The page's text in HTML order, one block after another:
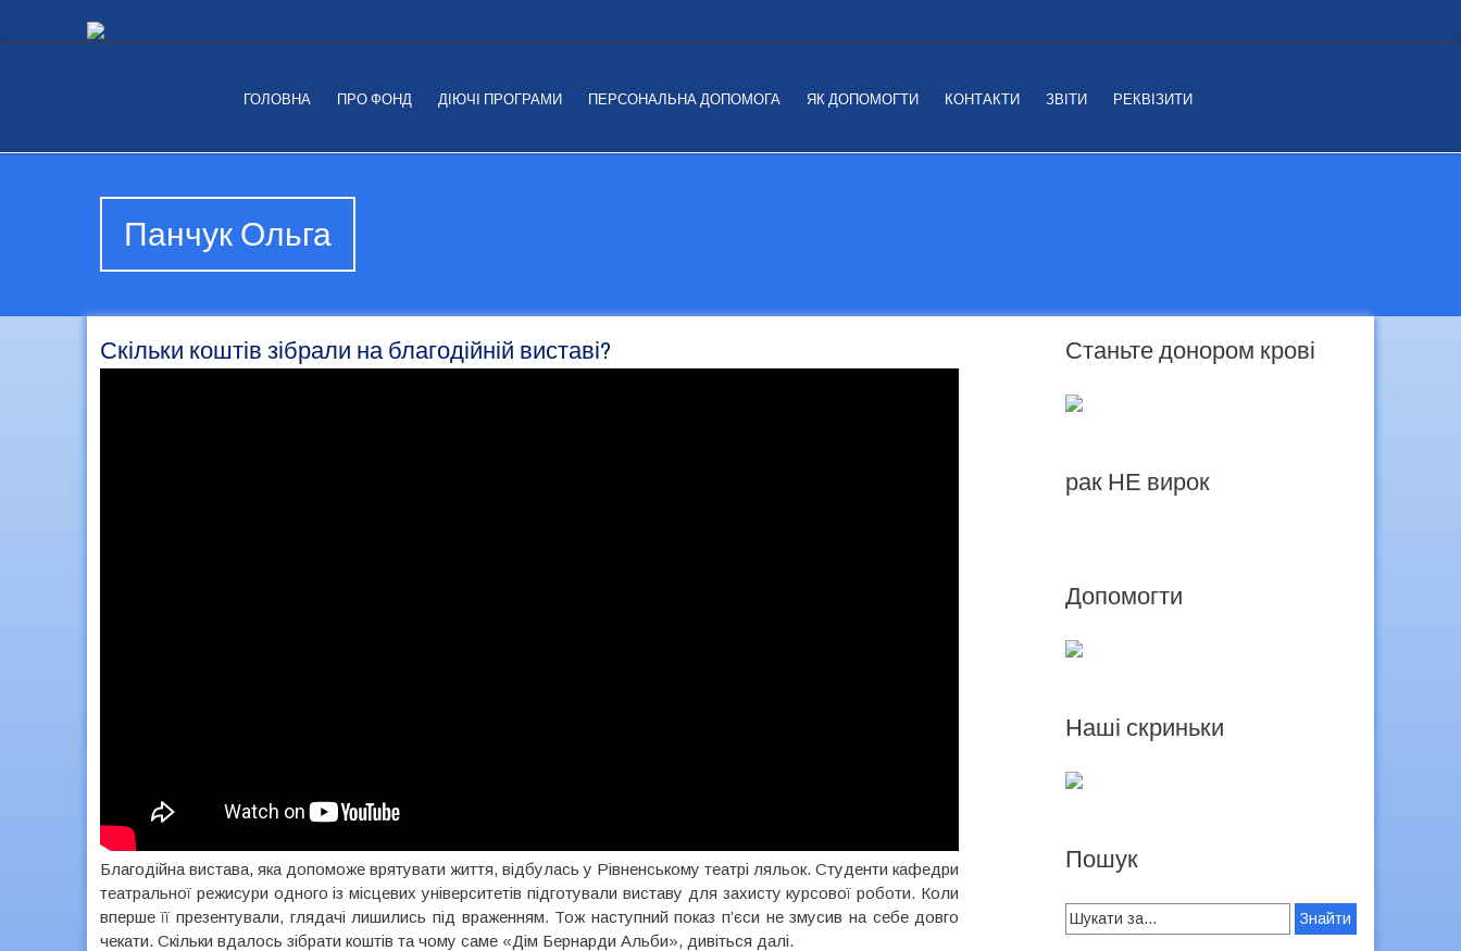
ГОЛОВНА ПРО ФОНД ДІЮЧІ ПРОГРАМИ ПЕРСОНАЛЬНА ДОПОМОГА ЯК ДОПОМОГТИ КОНТАКТИ ЗВІТИ РЕКВІЗИТИ
Панчук Ольга
Скільки коштів зібрали на благодійній виставі?
Благодійна вистава, яка допоможе врятувати життя, відбулась у Рівненському театрі ляльок. Студенти кафедри
театральної режисури одного із місцевих університетів підготували виставу для захисту курсової роботи. Коли
вперше її презентували, глядачі лишились під враженням. Тож наступний показ п’єси не змусив на себе довго
чекати. Скільки вдалось зібрати коштів та чому саме «Дім Бернарди Альби», дивіться далі.
Станьте донором крові
рак НЕ вирок
Допомогти
Наші скриньки
Пошук
Search
for: